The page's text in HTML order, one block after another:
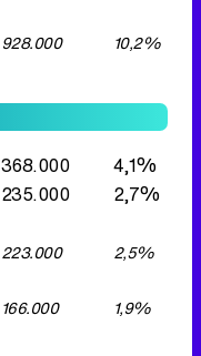
928.000 10,2%
368.000
4,1%
235.000 2,7%
223.000 2,5%
166.000 1,9%